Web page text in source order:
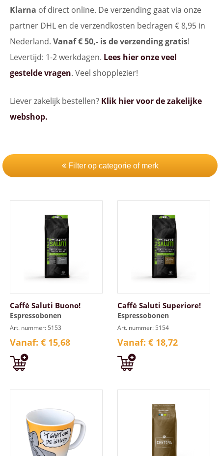
Klarna of direct online. De verzending gaat via onze
partner DHL en de verzendkosten bedragen € 8,95 in
Nederland. Vanaf € 50,- is de verzending gratis!
Levertijd: 1-2 werkdagen. Lees hier onze veel
gestelde vragen. Veel shopplezier!
Liever zakelijk bestellen? Klik hier voor de zakelijke
webshop.
Filter op categorie of merk
Caffè Saluti Buono!
Espressobonen
Art. nummer: 5153
Vanaf: € 15,68
Caffè Saluti Superiore!
Espressobonen
Art. nummer: 5154
Vanaf: € 18,72